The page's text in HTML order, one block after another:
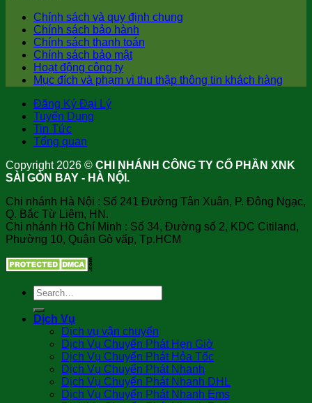
Chính sách và quy định chung
Chính sách bảo hành
Chính sách thanh toán
Chính sách bảo mật
Hoạt động công ty
Mục đích và phạm vi thu thập thông tin khách hàng
Đăng Ký Đại Lý
Tuyển Dụng
Tin Tức
Tổng quan
Copyright 2026 © CHI NHÁNH CÔNG TY CỔ PHẦN XNK
SÀI GÒN BAY - HÀ NỘI.
Chi nhánh Hà Nội : Số 241 Đường Tân Xuân, P. Đông Ngạc,
Q. Bắc Từ Liêm, HN.
Chi nhánh Hồ Chí Minh : Số 34, Đường số 2, KDC Citiland,
Phường 10, Quận Gò vấp, Tp.HCM
Dịch Vụ
Dịch vụ vận chuyển
Dịch Vụ Chuyển Phát Hẹn Giờ
Dịch Vụ Chuyển Phát Hỏa Tốc
Dịch Vụ Chuyển Phát Nhanh
Dịch Vụ Chuyển Phát Nhanh DHL
Dịch Vụ Chuyển Phát Nhanh Ems